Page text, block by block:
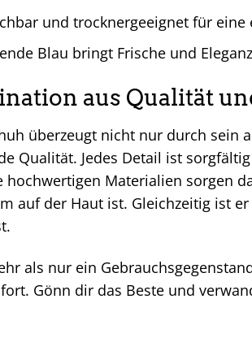
und trocknergeeignet für eine
Blau bringt Frische und
aus Qualität
überzeugt nicht nur durch sein
Qualität. Jedes Detail ist
hochwertigen Materialien sorgen
auf der Haut ist. Gleichzeitig ist
als nur ein
Gönn dir das Beste und